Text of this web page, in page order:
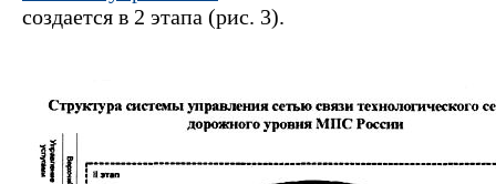
создается в 2 этапа (рис. 3).